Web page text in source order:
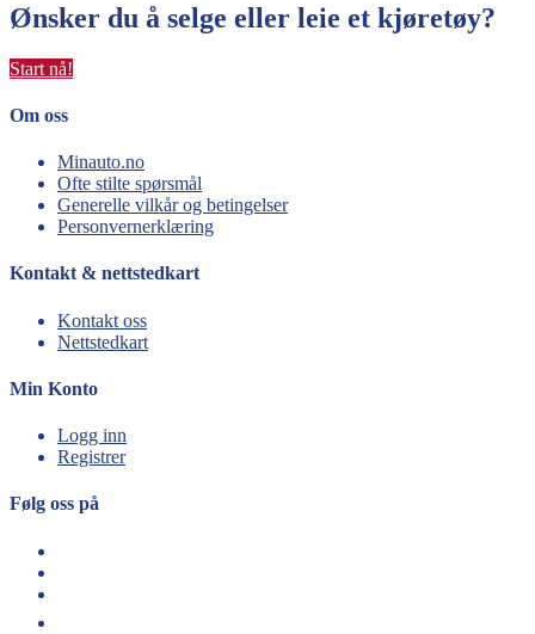
Ønsker du å selge eller leie et kjøretøy?
Start nå!
Om oss
Minauto.no
Ofte stilte spørsmål
Generelle vilkår og betingelser
Personvernerklæring
Kontakt & nettstedkart
Kontakt oss
Nettstedkart
Min Konto
Logg inn
Registrer
Følg oss på